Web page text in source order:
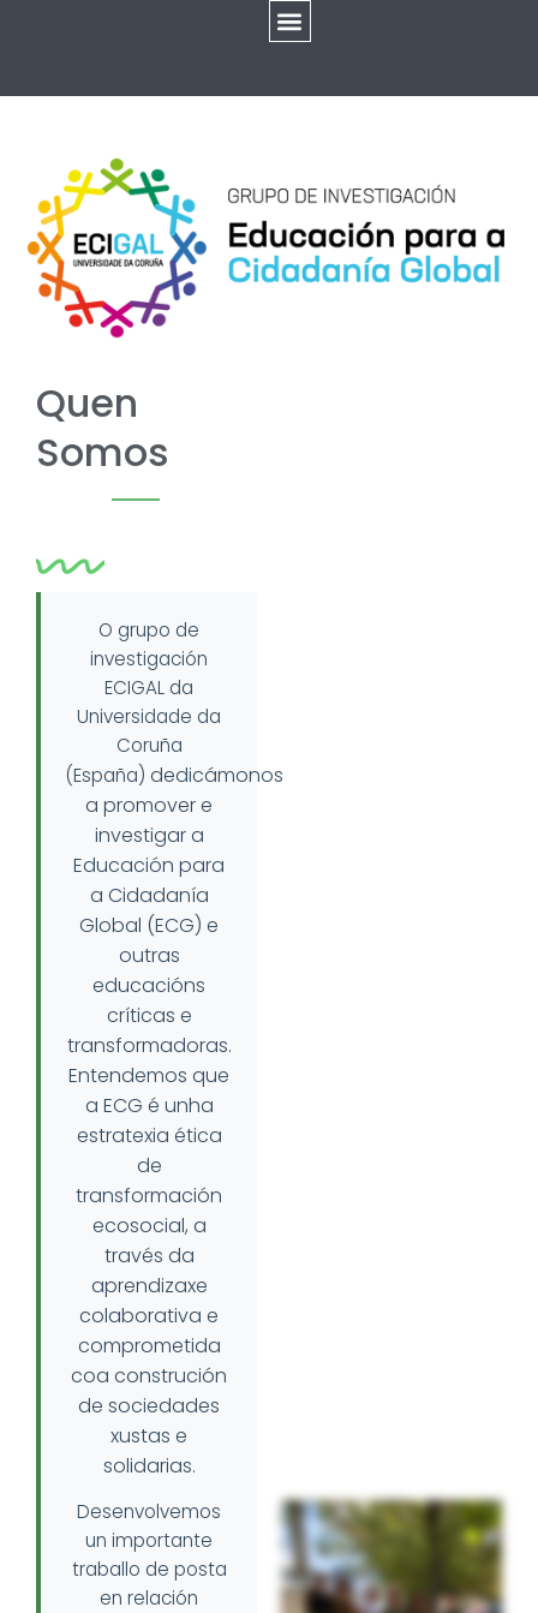
Quen
Somos
O grupo de
investigación
ECIGAL da
Universidade da
Coruña
(España) dedicámonos
a promover e
investigar a
Educación para
a Cidadanía
Global (ECG) e
outras
educacións
críticas e
transformadoras.
Entendemos que
a ECG é unha
estratexia ética
de
transformación
ecosocial, a
través da
aprendizaxe
colaborativa e
comprometida
coa construción
de sociedades
xustas e
solidarias.
Desenvolvemos
un importante
traballo de posta
en relación